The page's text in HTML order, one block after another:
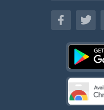
Español